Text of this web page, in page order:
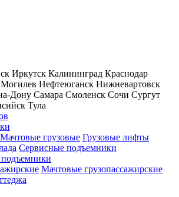
Иркутск Калининград Краснодар
Могилев Нефтеюганск Нижневартовск
Дону Самара Смоленск Сочи Сургут
Тула
Мачтовые грузовые Грузовые лифты
Сервисные подъемники
подъемники
Мачтовые грузопассажирские